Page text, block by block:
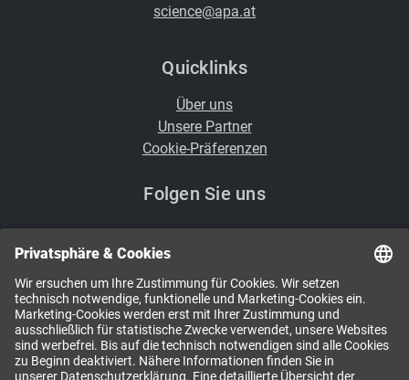
science@apa.at
Quicklinks
Über uns
Unsere Partner
Cookie-Präferenzen
Folgen Sie uns
Kennen Sie schon unsere Newsletter?